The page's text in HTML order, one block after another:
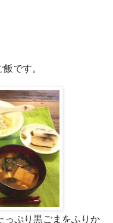
です。
っぷり黒ごまをふりか